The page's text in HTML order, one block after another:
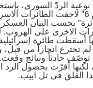
الردّ السوري،
لصواريخ “سام 6” لاحقت الطائرات
بحسب البيان
الاخرى على
أسقطت طائرة
تخترع انجازاً من قبل،
توصّف حادثاً ونتائج
أقرّت بحصول الرد
القلق في تل ابيب.